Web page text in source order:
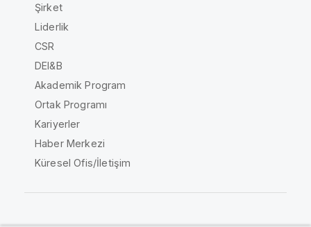
Şirket
Liderlik
CSR
DEI&B
Akademik Program
Ortak Programı
Kariyerler
Haber Merkezi
Küresel Ofis/İletişim